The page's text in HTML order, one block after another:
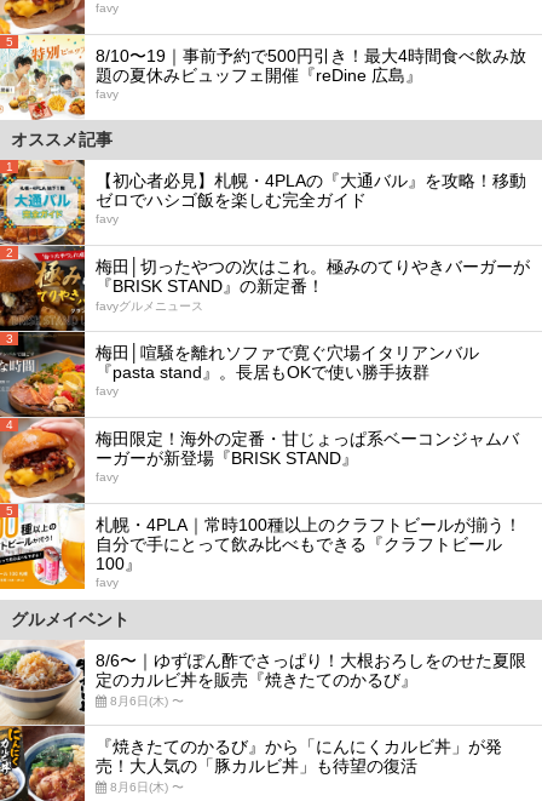
favy
5
8/10〜19｜事前予約で500円引き！最大4時間食べ飲み放
題の夏休みビュッフェ開催『reDine 広島』
favy
オススメ記事
1
【初心者必見】札幌・4PLAの『大通バル』を攻略！移動
ゼロでハシゴ飯を楽しむ完全ガイド
favy
2
梅田│切ったやつの次はこれ。極みのてりやきバーガーが
『BRISK STAND』の新定番！
favyグルメニュース
3
梅田│喧騒を離れソファで寛ぐ穴場イタリアンバル
『pasta stand』。長居もOKで使い勝手抜群
favy
4
梅田限定！海外の定番・甘じょっぱ系ベーコンジャムバ
ーガーが新登場『BRISK STAND』
favy
5
札幌・4PLA｜常時100種以上のクラフトビールが揃う！
自分で手にとって飲み比べもできる『クラフトビール
100』
favy
グルメイベント
8/6〜｜ゆずぽん酢でさっぱり！大根おろしをのせた夏限
定のカルビ丼を販売『焼きたてのかるび』
8月6日(木) 〜
『焼きたてのかるび』から「にんにくカルビ丼」が発
売！大人気の「豚カルビ丼」も待望の復活
8月6日(木) 〜